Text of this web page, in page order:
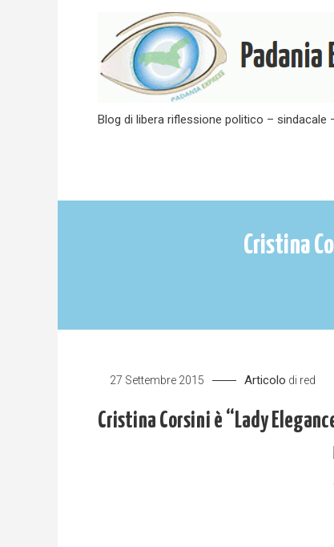
Blog di libera riflessione politico – sindacale
Cristina
27 Settembre 2015 Articolo di red
Cristina Corsini è “Lady